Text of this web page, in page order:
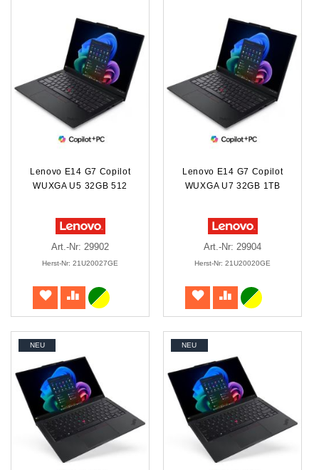
Lenovo E14 G7 Copilot
WUXGA U5 32GB 512
Art.-Nr: 29902
Herst-Nr: 21U20027GE
Lenovo E14 G7 Copilot
WUXGA U7 32GB 1TB
Art.-Nr: 29904
Herst-Nr: 21U20020GE
NEU NEU